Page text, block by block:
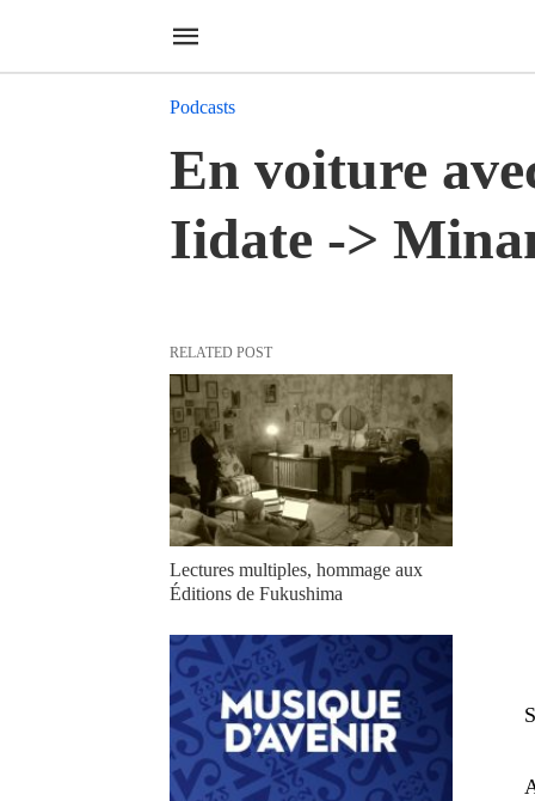
Podcasts
En voiture
Iidate ->
RELATED POST
Lectures multiples, hommage aux
Éditions de Fukushima